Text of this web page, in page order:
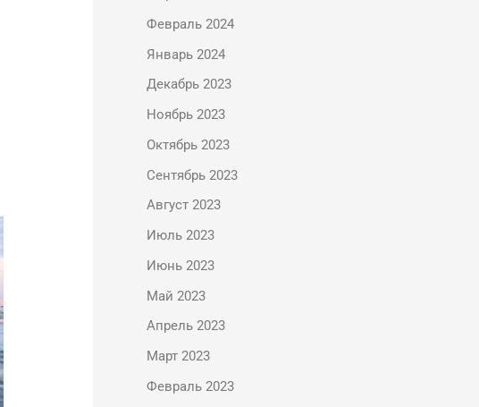
Февраль 2024
Январь 2024
Декабрь 2023
Ноябрь 2023
Октябрь 2023
Сентябрь 2023
Август 2023
Июль 2023
Июнь 2023
Май 2023
Апрель 2023
Март 2023
Февраль 2023